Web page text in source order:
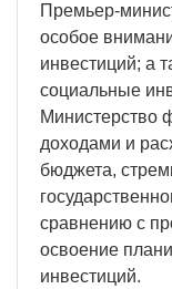
Премьер-
особое
инвестиций; а
социальные
Министерство
доходами и
бюджета,
сравнению с
освоение
инвестиций.